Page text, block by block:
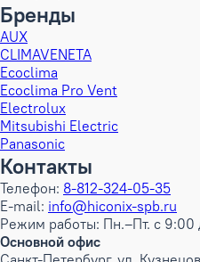
Бренды
AUX
CLIMAVENETA
Ecoclima
Ecoclima Pro Vent
Electrolux
Mitsubishi Electric
Panasonic
Контакты
Телефон: 8-812-324-05-35
E-mail: info@hiconix-spb.ru
Режим работы: Пн.–Пт. с 9:00
Основной офис